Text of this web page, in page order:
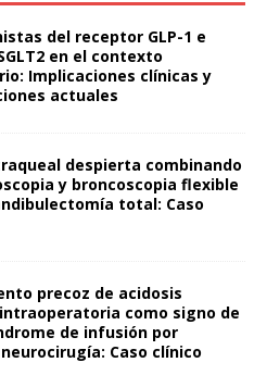
del receptor GLP-1 e
en el contexto
Implicaciones clínicas y
actuales
despierta combinando
y broncoscopia flexible
total: Caso
precoz de acidosis
como signo de
de infusión por
Caso clínico